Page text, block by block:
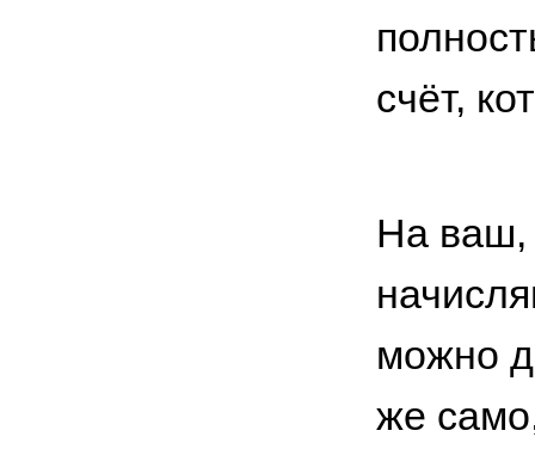
счёт,
На ваш,
можно
же